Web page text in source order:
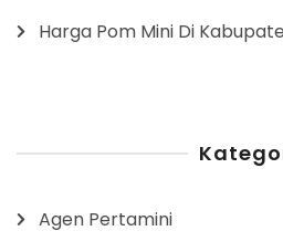
Harga Pom Mini Di
Agen Pertamini